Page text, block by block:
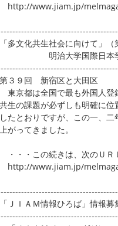
www.jiam.jp/melmaga/
文化共生社会に向けて」
大学国際日本学
９回 新宿区と大田区
都は全国で最も外国人登録
の課題が必ずしも明確に位
とおりですが、この一、二
ってきました。
・この続きは、次のＵＲＬ
www.jiam.jp/melmaga/
ＩＡＭ情報ひろば」情報